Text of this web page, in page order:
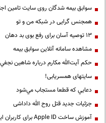
سوابق بیمه شدگان روی سایت تامین
همجنس گرایی در شبکه من و تو
13 توصیه آسان برای رفع بوی بد دهان
مشاهده سامانه آنلاين سوابق بیمه
حكم آيت‌الله مكارم درباره شاهين نجفي
سایتهای همسریابی!
دعايي كه قطعا مستجاب مي‌شود
جزئیات جدید قتل روح الله داداشی
آموزش ساخت Apple ID برای کاربران ایرانی